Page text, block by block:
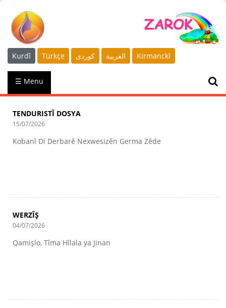
Kurdî Türkçe كوردى العربية Kirmanckî
☰ Menu
TENDURISTÎ DOSYA
15/07/2026
Kobanî Di Derbarê Nexwesizên Germa Zêde
WERZÎŞ
04/07/2026
Qamişlo, Tîma Hîlala ya Jinan